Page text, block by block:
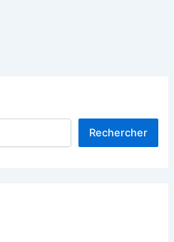
Rechercher